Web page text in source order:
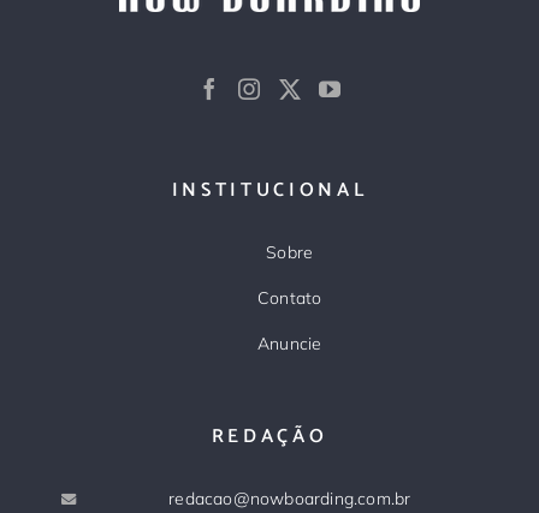
INSTITUCIONAL
Sobre
Contato
Anuncie
REDAÇÃO
redacao@nowboarding.com.br